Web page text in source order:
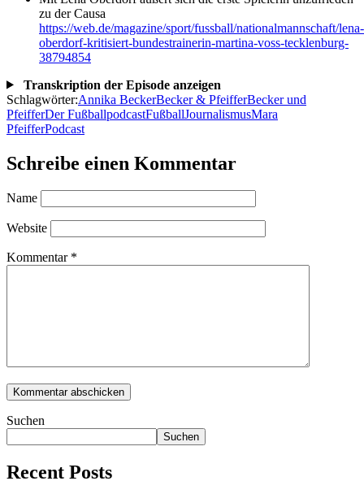
zu der Causa
https://web.de/magazine/sport/fussball/nationalmannschaft/lena-
oberdorf-kritisiert-bundestrainerin-martina-voss-tecklenburg-
38794854
Transkription der Episode anzeigen
Schlagwörter:Annika BeckerBecker & PfeifferBecker und
PfeifferDer FußballpodcastFußballJournalismusMara
PfeifferPodcast
Schreibe einen Kommentar
Name
Website
Kommentar *
Suchen
Suchen
Recent Posts